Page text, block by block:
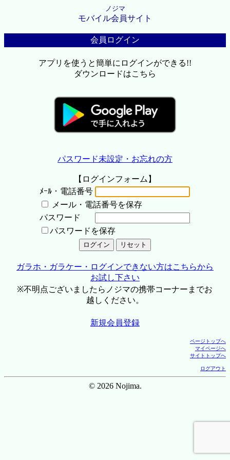
ノジマ
モバイル会員サイト
会員ログイン
アプリを使うと簡単にログインができる!!
ダウンロードはこちら
パスワード未設定・お忘れの方
【ログインフォーム】
ﾒｰﾙ・電話番号
メール・電話番号を保存
パスワード
パスワードを保存
ガラホ・ガラケー・ログインできない方はこちらから
お試し下さい
※不明点ございましたらノジマの携帯コーナーまでお
越しください。
新規会員登録
ページトップへ
マイページへ
サイトトップへ
ログアウト
© 2026 Nojima.